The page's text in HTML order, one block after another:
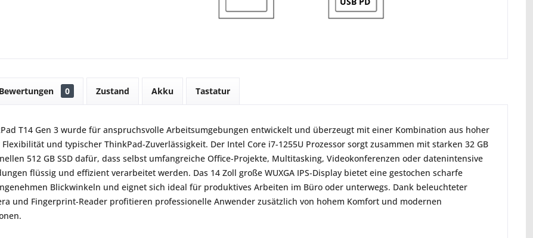
Bewertungen 0 Zustand Akku Tastatur
T14 Gen 3 wurde für anspruchsvolle Arbeitsumgebungen entwickelt und überzeugt mit einer Kombination aus hoher
und typischer ThinkPad-Zuverlässigkeit. Der Intel Core i7-1255U Prozessor sorgt zusammen mit starken 32 GB
512 GB SSD dafür, dass selbst umfangreiche Office-Projekte, Multitasking, Videokonferenzen oder datenintensive
flüssig und effizient verarbeitet werden. Das 14 Zoll große WUXGA IPS-Display bietet eine gestochen scharfe
Blickwinkeln und eignet sich ideal für produktives Arbeiten im Büro oder unterwegs. Dank beleuchteter
und Fingerprint-Reader profitieren professionelle Anwender zusätzlich von hohem Komfort und modernen